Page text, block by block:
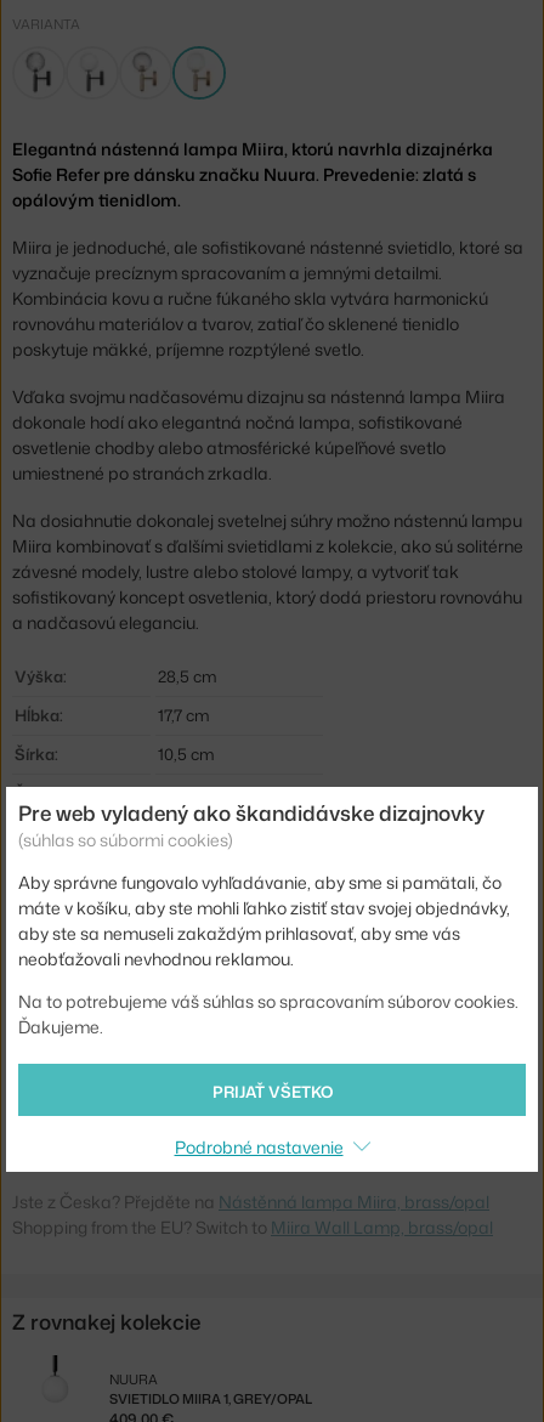
VARIANTA
Elegantná nástenná lampa Miira, ktorú navrhla dizajnérka
Sofie Refer pre dánsku značku Nuura. Prevedenie: zlatá s
opálovým tienidlom.
Miira je jednoduché, ale sofistikované nástenné svietidlo, ktoré sa
vyznačuje precíznym spracovaním a jemnými detailmi.
Kombinácia kovu a ručne fúkaného skla vytvára harmonickú
rovnováhu materiálov a tvarov, zatiaľ čo sklenené tienidlo
poskytuje mäkké, príjemne rozptýlené svetlo.
Vďaka svojmu nadčasovému dizajnu sa nástenná lampa Miira
dokonale hodí ako elegantná nočná lampa, sofistikované
osvetlenie chodby alebo atmosférické kúpeľňové svetlo
umiestnené po stranách zrkadla.
Na dosiahnutie dokonalej svetelnej súhry možno nástennú lampu
Miira kombinovať s ďalšími svietidlami z kolekcie, ako sú solitérne
závesné modely, lustre alebo stolové lampy, a vytvoriť tak
sofistikovaný koncept osvetlenia, ktorý dodá priestoru rovnováhu
a nadčasovú eleganciu.
Výška:
28,5 cm
Hĺbka:
17,7 cm
Šírka:
10,5 cm
Šírka tienidla:
14 cm
Farba:
biela, zlatá
Materiál:
mosadz, opálové sklo
Krytie:
IP20
Hlavný materiál:
kov, sklo
Pätica / zdroj:
Distribúcia svetla: nepriame svetlo
NUR-2035004
5713839002583
Jste z Česka? Přejděte na Nástěnná lampa Miira, brass/opal
Shopping from the EU? Switch to Miira Wall Lamp, brass/opal
Z rovnakej kolekcie
SVIETIDLO MIIRA 1, GREY/OPAL
NUURA
Pre web vyladený ako škandidávske dizajnovky
(súhlas so súbormi cookies)
Aby správne fungovalo vyhľadávanie, aby sme si pamätali, čo
máte v košíku, aby ste mohli ľahko zistiť stav svojej objednávky,
aby ste sa nemuseli zakaždým prihlasovať, aby sme vás
neobťažovali nevhodnou reklamou.
Na to potrebujeme váš súhlas so spracovaním súborov cookies.
Ďakujeme.
PRIJAŤ VŠETKO
Podrobné nastavenie